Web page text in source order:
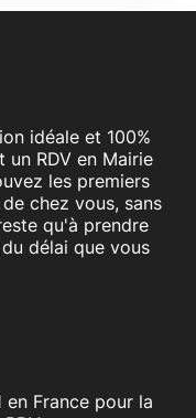
idéale et 100%
RDV en Mairie
les premiers
chez vous, sans
qu'à prendre
délai que vous
en France pour la